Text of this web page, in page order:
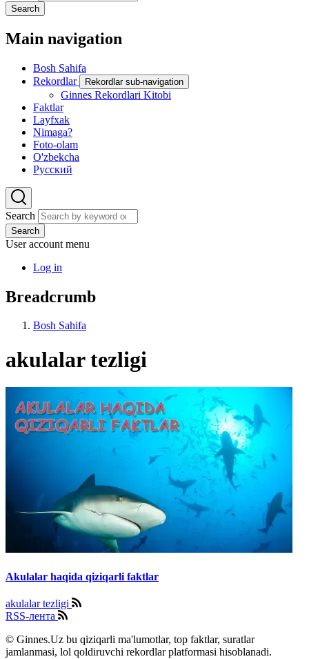
Search
Main navigation
Bosh Sahifa
Rekordlar
Rekordlar sub-navigation
Ginnes Rekordlari Kitobi
Faktlar
Layfxak
Nimaga?
Foto-olam
O'zbekcha
Русский
Search
Search
User account menu
Log in
Breadcrumb
Bosh Sahifa
akulalar tezligi
Akulalar haqida qiziqarli faktlar
akulalar tezligi
RSS-лента
© Ginnes.Uz bu qiziqarli ma'lumotlar, top faktlar, suratlar
jamlanmasi, lol qoldiruvchi rekordlar platformasi hisoblanadi.